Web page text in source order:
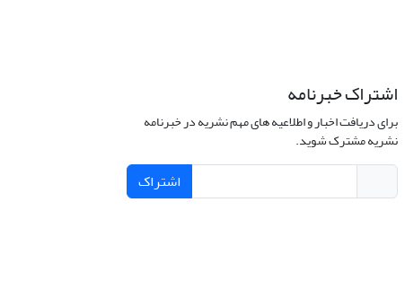
اشتراک خبرنامه
برای دریافت اخبار و اطلاعیه های مهم نشریه در خبرنامه
نشریه مشترک شوید.
اشتراک